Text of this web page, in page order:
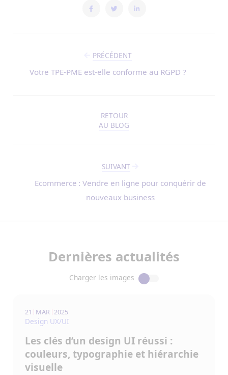
PRÉCÉDENT
Votre TPE-PME est-elle conforme au RGPD ?
RETOUR
AU BLOG
SUIVANT
Ecommerce : Vendre en ligne pour conquérir de
nouveaux business
Dernières actualités
Charger les images
21 MAR 2025
Design UX/UI
Les clés d’un design UI réussi :
couleurs, typographie et hiérarchie
visuelle